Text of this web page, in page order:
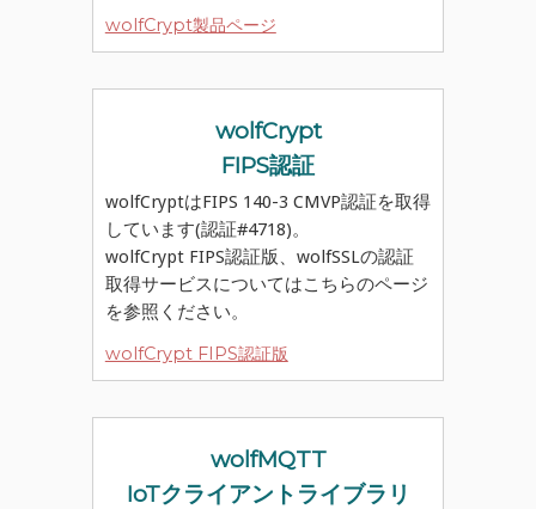
wolfCrypt製品ページ
wolfCrypt
FIPS認証
wolfCryptはFIPS 140-3 CMVP認証を取得
しています(認証#4718)。
wolfCrypt FIPS認証版、wolfSSLの認証
取得サービスについてはこちらのページ
を参照ください。
wolfCrypt FIPS認証版
wolfMQTT
IoTクライアントライブラリ